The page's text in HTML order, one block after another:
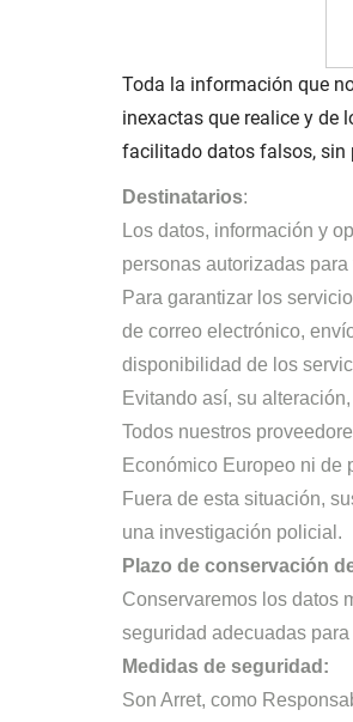
Toda la información que
inexactas que realice y de
facilitado datos falsos, sin
Destinatarios:
Los datos, información y
personas autorizadas
Para garantizar los
de correo electrónico,
disponibilidad de los
Evitando así, su
Todos nuestros
Económico Europeo ni de
Fuera de esta situación,
una investigación policial.
Plazo de conservación
Conservaremos los datos
seguridad adecuadas
Medidas de seguridad:
Son Arret, como